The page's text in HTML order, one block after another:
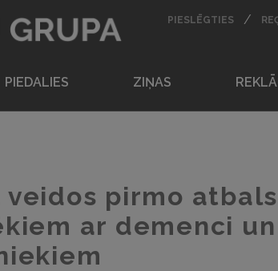
PIESLĒGTIES /
PIEDALIES ZIŅAS
veidos pirmo
ar demenci